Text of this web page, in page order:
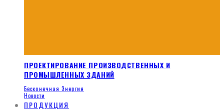
ПРОЕКТИРОВАНИЕ ПРОИЗВОДСТВЕННЫХ И
ПРОМЫШЛЕННЫХ ЗДАНИЙ
Бесконечная Энергия
Новости
ПРОДУКЦИЯ